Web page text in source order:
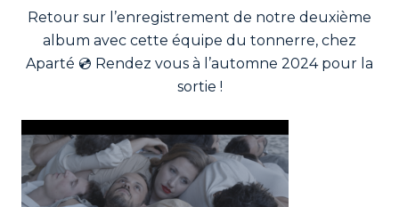
Retour sur l’enregistrement de notre deuxième
album avec cette équipe du tonnerre, chez
Aparté 💿 Rendez vous à l’automne 2024 pour la
sortie !